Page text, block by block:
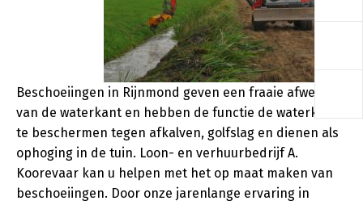
Beschoeiingen in Rijnmond geven een fraaie afwerking
van de waterkant en hebben de functie de waterkant
te beschermen tegen afkalven, golfslag en dienen als
ophoging in de tuin. Loon- en verhuurbedrijf A.
Koorevaar kan u helpen met het op maat maken van
beschoeiingen. Door onze jarenlange ervaring in